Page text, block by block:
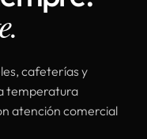
cafeterías y
temperatura
atención comercial